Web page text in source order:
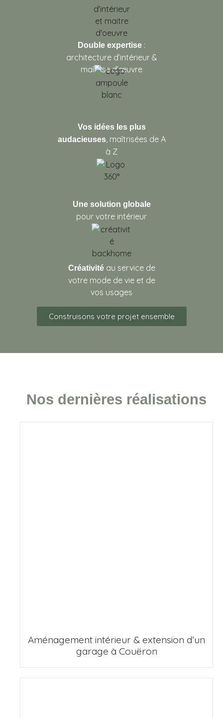
Double expertise :
architecture d’intérieur &
maîtrise d’œuvre
Vos idées les plus
audacieuses, maîtrisées de A
à Z
Une solution globale
pour votre intérieur
Créativitéau service de
votre mode de vie et de
vos usages
Construisons votre projet ensemble
Nos dernières réalisations
Aménagement intérieur & extension d’un
garage à Couëron